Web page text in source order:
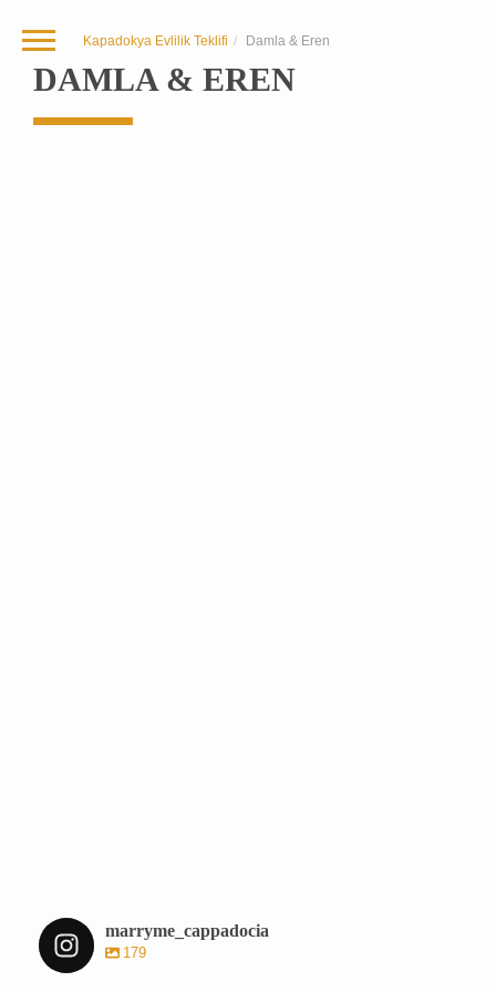
Kapadokya Evlilik Teklifi Damla & Eren
DAMLA & EREN
marryme_cappadocia
179